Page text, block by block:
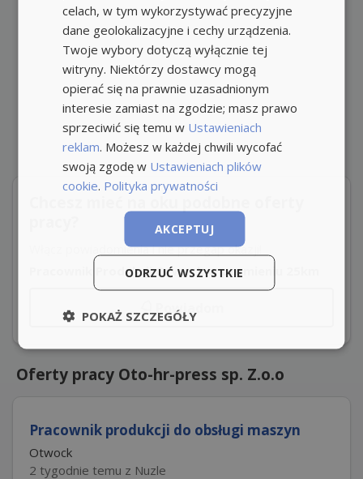
Włącz powiadomienia i nie przegap okazji!
Pracownik Produkcji Otwock w promieniu 25km
Powiadom
Oferty pracy Oto-hr-press sp. Z.o.o
Pracownik produkcji do obsługi maszyn
Otwock
2 tygodnie temu z Nuzle
celach, w tym wykorzystywać precyzyjne
dane geolokalizacyjne i cechy urządzenia.
Twoje wybory dotyczą wyłącznie tej
witryny. Niektórzy dostawcy mogą
opierać się na prawnie uzasadnionym
interesie zamiast na zgodzie; masz prawo
sprzeciwić się temu w Ustawieniach
reklam. Możesz w każdej chwili wycofać
swoją zgodę w Ustawieniach plików
cookie. Polityka prywatności
AKCEPTUJ
ODRZUĆ WSZYSTKIE
POKAŻ SZCZEGÓŁY